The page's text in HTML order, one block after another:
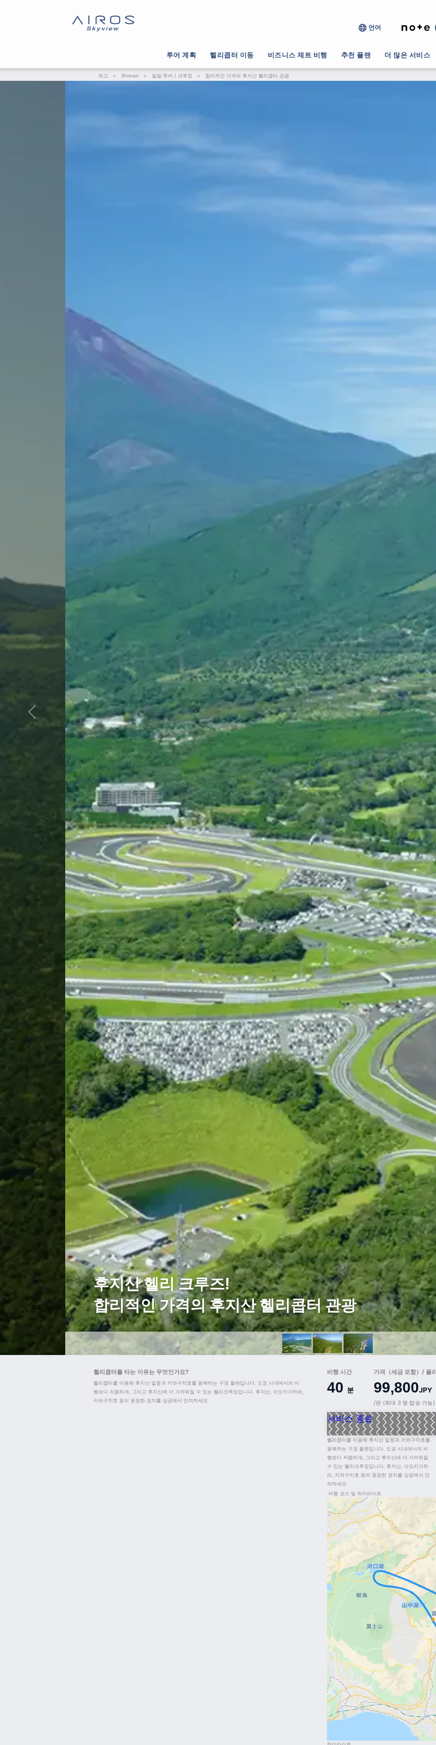
언어
투어 계획 헬리콥터 이동 비즈니스 제트 비행 추천 플랜 더 많은 서비스
최고 > Shonan > 일일 투어 / 크루징 > 합리적인 가격의 후지산 헬리콥터 관광
후지산 헬리 크루즈!
합리적인 가격의 후지산 헬리콥터 관광
비행 시간
40 분
가격（세금 포함）/ 플
99,800JPY
/편 (최대 3 명 탑승 가능)
서비스 종료
헬리콥터를 이용해 후지산 밑둥과 카와구치호를
왕복하는 구경 플랜입니다. 도쿄 시내에서의 비
행보다 저렴하게, 그리고 후지산에 더 가까워질
수 있는 헬리크루징입니다. 후지산, 아오키가하
라, 카와구치호 등의 웅장한 경치를 상공에서 만
끽하세요.
비행 코스 및 하이라이트
헬리콥터를 타는 이유는 무엇인가요?
헬리콥터를 이용해 후지산 밑둥과 카와구치호를 왕복하는 구경 플랜입니다. 도쿄 시내에서의 비
행보다 저렴하게, 그리고 후지산에 더 가까워질 수 있는 헬리크루징입니다. 후지산, 아오키가하라,
카와구치호 등의 웅장한 경치를 상공에서 만끽하세요.